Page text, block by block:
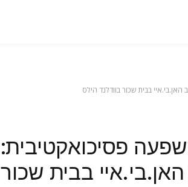
בבית שכור בוודלנד הילס
פסיכואקטיבית:
בבית שכור